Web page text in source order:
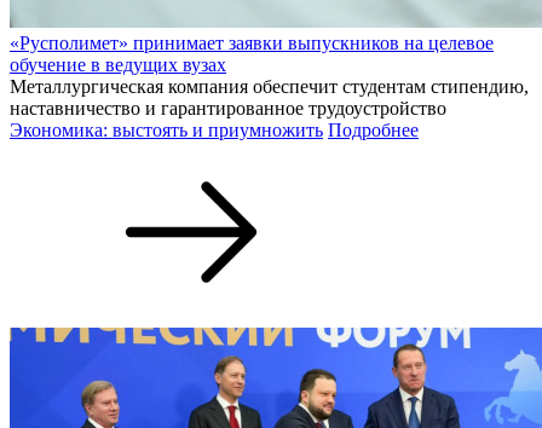
«Русполимет» принимает заявки выпускников на целевое
обучение в ведущих вузах
Металлургическая компания обеспечит студентам стипендию,
наставничество и гарантированное трудоустройство
Экономика: выстоять и приумножить Подробнее